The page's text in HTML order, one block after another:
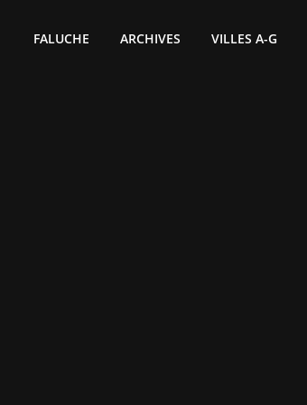
FALUCHE ARCHIVES VILLES A-G